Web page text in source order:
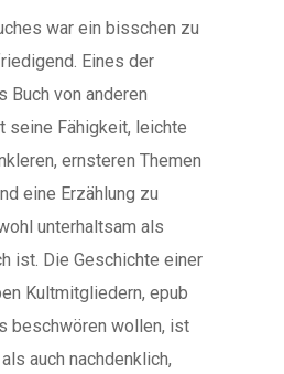
war ein bisschen zu
Eines der
Buch von anderen
seine Fähigkeit, leichte
ernsteren Themen
eine Erzählung zu
unterhaltsam als
ist. Die Geschichte einer
Kultmitgliedern, epub
beschwören wollen, ist
auch nachdenklich,